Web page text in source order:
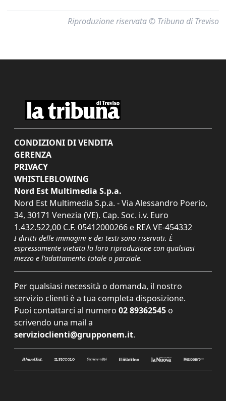
Riproduzione riservata © Tribuna di Treviso
CONDIZIONI DI VENDITA
GERENZA
PRIVACY
WHISTLEBLOWING
Nord Est Multimedia S.p.a.
Nord Est Multimedia S.p.a. - Via Alessandro Poerio,
34, 30171 Venezia (VE). Cap. Soc. i.v. Euro
1.432.522,00 C.F. 05412000266 e REA VE-454332
I diritti delle immagini e dei testi sono riservati. È
espressamente vietata la loro riproduzione con qualsiasi
mezzo e l'adattamento totale o parziale.
Per qualsiasi necessità o domanda, il nostro
servizio clienti è a tua completa disposizione.
Puoi contattarci al numero 02 89362545 o
scrivendo una mail a
servizioclienti@grupponem.it.